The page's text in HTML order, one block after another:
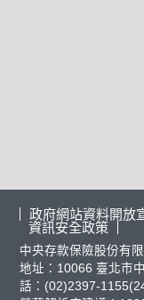
政府網站資料開放
資訊安全政策
中央存款保險股份有
地址：10066 臺北市
話：(02)2397-